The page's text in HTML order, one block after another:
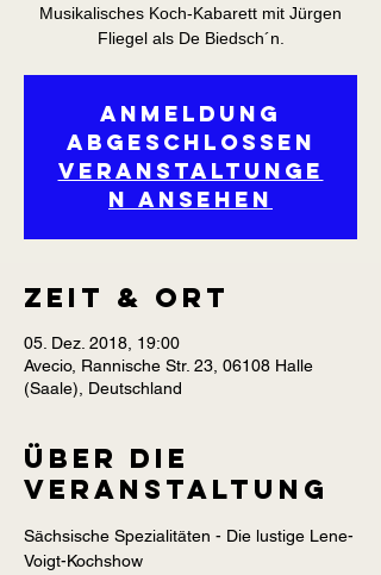
Musikalisches Koch-Kabarett mit Jürgen
Fliegel als De Biedsch´n.
Anmeldung
abgeschlossen
Veranstaltunge
n ansehen
Zeit & Ort
05. Dez. 2018, 19:00
Avecio, Rannische Str. 23, 06108 Halle
(Saale), Deutschland
Über die
Veranstaltung
Sächsische Spezialitäten - Die lustige Lene-